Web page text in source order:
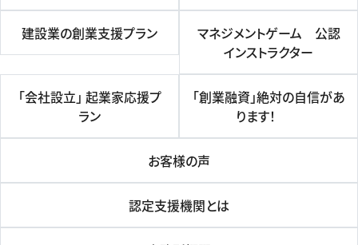
建設業の創業支援プラン
マネジメントゲーム 公認
インストラクター
「会社設立」 起業家応援プ
ラン
「創業融資」絶対の自信があ
ります！
お客様の声
認定支援機関とは